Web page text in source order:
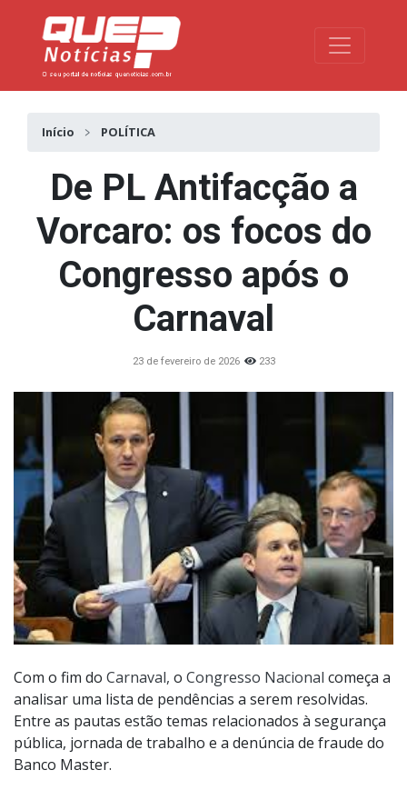
Toggle
Início POLÍTICA
De PL Antifacção a
Vorcaro: os focos do
Congresso após o
Carnaval
23 de fevereiro de 2026 233
Com o fim do Carnaval, o Congresso Nacional começa a
analisar uma lista de pendências a serem resolvidas.
Entre as pautas estão temas relacionados à segurança
pública, jornada de trabalho e a denúncia de fraude do
Banco Master.